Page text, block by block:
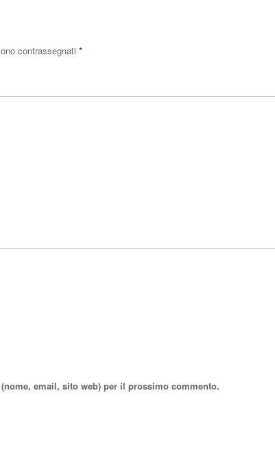
contrassegnati *
email, sito web) per il prossimo commento.